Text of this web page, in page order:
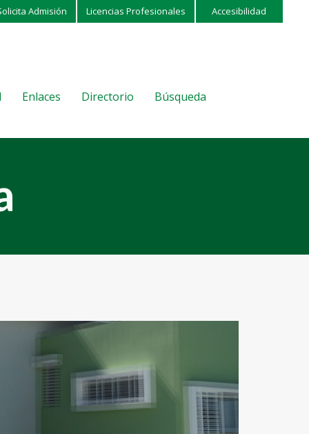
Admisión Licencias Profesionales Accesibilidad
Enlaces Directorio Búsqueda